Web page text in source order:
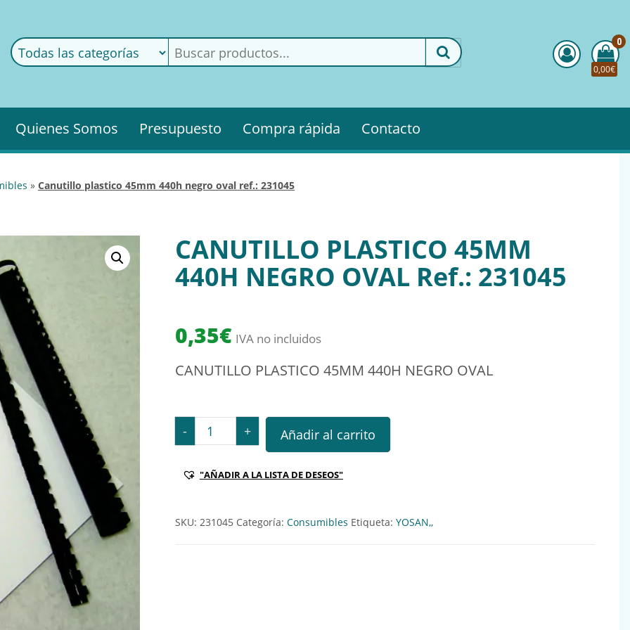
0
0,00€
Quienes Somos Presupuesto Compra rápida Contacto
» canutillo plastico 45mm 440h negro oval ref.: 231045
CANUTILLO PLASTICO 45MM
440H NEGRO OVAL Ref.: 231045
0,35€ IVA no incluidos
CANUTILLO PLASTICO 45MM 440H NEGRO OVAL
- CANUTILLO PLASTICO 45MM 440H NEGRO OVAL Ref.: 231045 cantidad
+ Añadir al carrito
"AÑADIR A LA LISTA DE DESEOS"
SKU: 231045 Categoría: Consumibles Etiqueta: YOSAN,,